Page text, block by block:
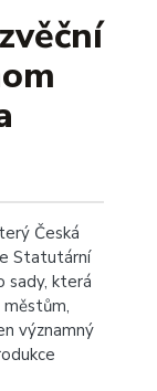
Česká
Statutární
sady, která
významný